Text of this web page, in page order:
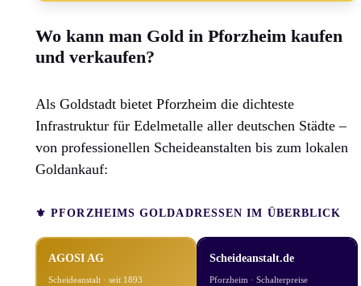
Wo kann man Gold in Pforzheim kaufen
und verkaufen?
Als Goldstadt bietet Pforzheim die dichteste
Infrastruktur für Edelmetalle aller deutschen Städte –
von professionellen Scheideanstalten bis zum lokalen
Goldankauf:
⚜️ PFORZHEIMS GOLDADRESSEN IM ÜBERBLICK
AGOSI AG
Scheideanstalt · seit 1893
Scheideanstalt.de
Pforzheim · Schalterpreise